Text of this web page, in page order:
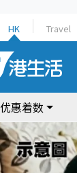
HK Travel
优惠着数